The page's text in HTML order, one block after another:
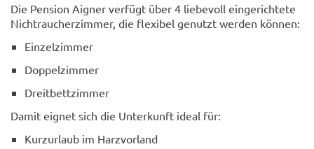
Die Pension Aigner verfügt über 4 liebevoll eingerichtete
Nichtraucherzimmer, die flexibel genutzt werden können:
Einzelzimmer
Doppelzimmer
Dreitbettzimmer
Damit eignet sich die Unterkunft ideal für:
Kurzurlaub im Harzvorland